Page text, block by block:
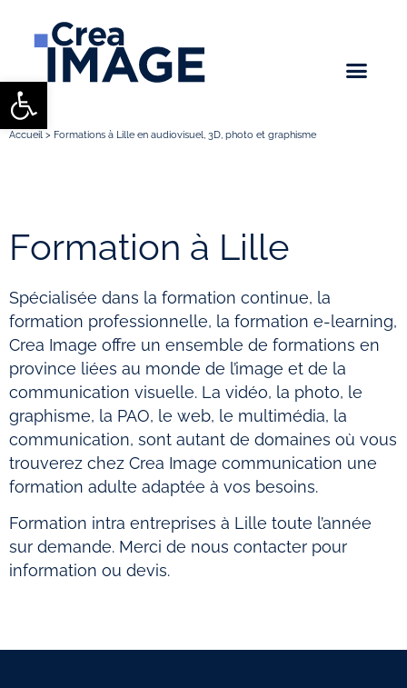
Ouvrir la barre d’outils
Accueil > Formations à Lille en audiovisuel, 3D, photo et graphisme
Formation à Lille
Spécialisée dans la formation continue, la
formation professionnelle, la formation e-learning,
Crea Image offre un ensemble de formations en
province liées au monde de l’image et de la
communication visuelle. La vidéo, la photo, le
graphisme, la PAO, le web, le multimédia, la
communication, sont autant de domaines où vous
trouverez chez Crea Image communication une
formation adulte adaptée à vos besoins.
Formation intra entreprises à Lille toute l’année
sur demande. Merci de nous contacter pour
information ou devis.